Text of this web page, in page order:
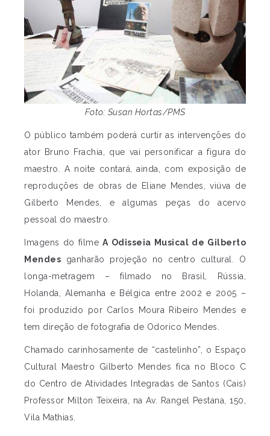
Foto: Susan Hortas/PMS
O público também poderá curtir as intervenções do
ator Bruno Frachia, que vai personificar a figura do
maestro. A noite contará, ainda, com exposição de
reproduções de obras de Eliane Mendes, viúva de
Gilberto Mendes, e algumas peças do acervo
pessoal do maestro.
Imagens do filme A Odisseia Musical de Gilberto
Mendes ganharão projeção no centro cultural. O
longa-metragem – filmado no Brasil, Rússia,
Holanda, Alemanha e Bélgica entre 2002 e 2005 –
foi produzido por Carlos Moura Ribeiro Mendes e
tem direção de fotografia de Odorico Mendes.
Chamado carinhosamente de “castelinho”, o Espaço
Cultural Maestro Gilberto Mendes fica no Bloco C
do Centro de Atividades Integradas de Santos (Cais)
Professor Milton Teixeira, na Av. Rangel Pestana, 150,
Vila Mathias.